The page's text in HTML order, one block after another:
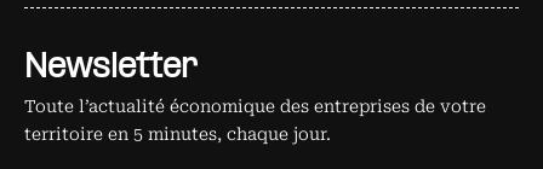
Newsletter
Toute l’actualité économique des entreprises de votre
territoire en 5 minutes, chaque jour.